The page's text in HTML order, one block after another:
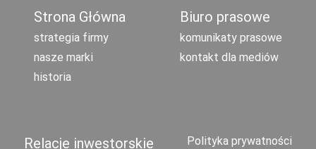
Strona Główna
strategia firmy
nasze marki
historia
Biuro prasowe
komunikaty prasowe
kontakt dla mediów
Relacje inwestorskie Polityka prywatności